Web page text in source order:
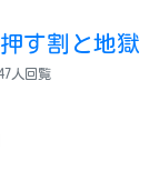
す割と地獄
人回覧